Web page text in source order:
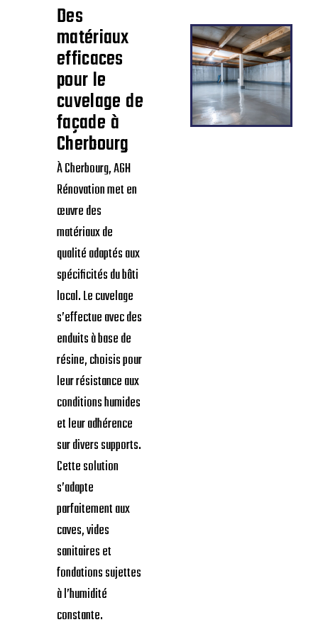
Des
matériaux
efficaces
pour le
cuvelage de
façade à
Cherbourg
À Cherbourg, AGH
Rénovation met en
œuvre des
matériaux de
qualité adaptés aux
spécificités du bâti
local. Le cuvelage
s’effectue avec des
enduits à base de
résine, choisis pour
leur résistance aux
conditions humides
et leur adhérence
sur divers supports.
Cette solution
s’adapte
parfaitement aux
caves, vides
sanitaires et
fondations sujettes
à l’humidité
constante.